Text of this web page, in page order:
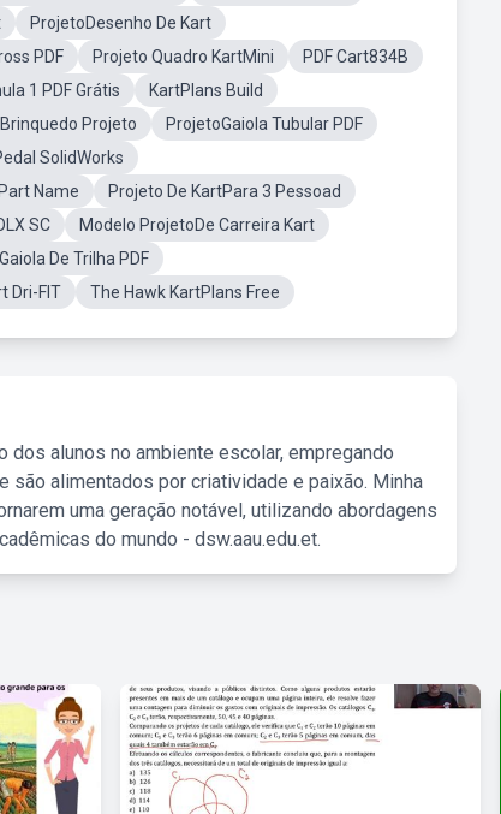
ProjetoDesenho De Kart
PDF Projeto Quadro KartMini
PDF Cart834B
1 PDF Grátis
KartPlans Build
Projeto
ProjetoGaiola Tubular PDF
SolidWorks
Name
Projeto De KartPara 3 Pessoad
SC
Modelo ProjetoDe Carreira Kart
De Trilha PDF
Dri-FIT The Hawk KartPlans Free
dos alunos no ambiente escolar, empregando
alimentados por criatividade e paixão. Minha
uma geração notável, utilizando abordagens
do mundo - dsw.aau.edu.et.